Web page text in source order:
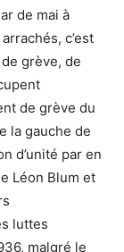
de mai à
c’est
grève, de
de grève du
la gauche de
d’unité par en
Léon Blum et
luttes
malgré le